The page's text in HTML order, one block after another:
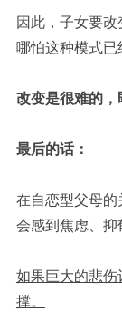
因此，子女要改
哪怕这种模式已
改变是很难的，
最后的话：
在自恋型父母的
会感到焦虑、抑
如果巨大的悲伤
撑。